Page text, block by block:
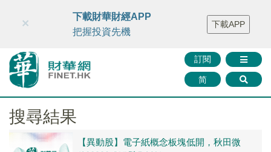
財華智庫網 FINTV FINMETA 財華證券 媒體矩陣
智庫沙龍
聯絡我們
訂閱
简
×
下載財華財經APP
把握投資先機
下載APP
搜尋結果
【異動股】電子紙概念板塊低開，秋田微